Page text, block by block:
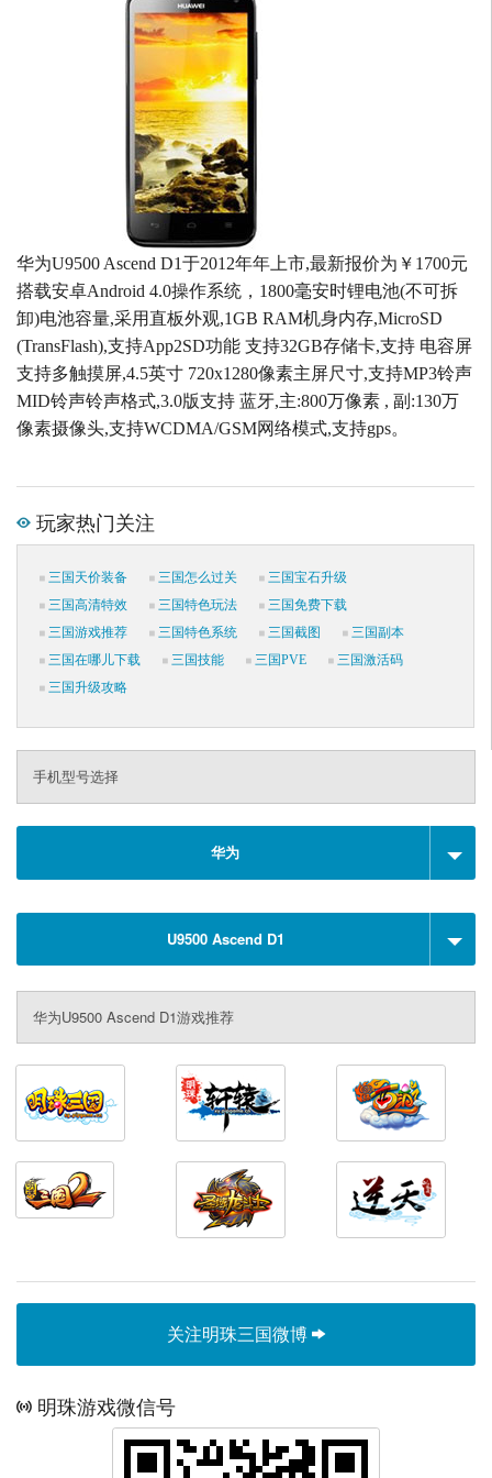
华为U9500 Ascend D1于2012年年上市,最新报价为￥1700元
搭载安卓Android 4.0操作系统，1800毫安时锂电池(不可拆
卸)电池容量,采用直板外观,1GB RAM机身内存,MicroSD
(TransFlash),支持App2SD功能 支持32GB存储卡,支持 电容屏
支持多触摸屏,4.5英寸 720x1280像素主屏尺寸,支持MP3铃声
MID铃声铃声格式,3.0版支持 蓝牙,主:800万像素 , 副:130万
像素摄像头,支持WCDMA/GSM网络模式,支持gps。
玩家热门关注
三国天价装备 三国怎么过关
三国宝石升级
三国高清特效
三国特色玩法
三国免费下载
三国游戏推荐
三国特色系统 三国截图
三国副本
三国在哪儿下载
三国技能 三国PVE
三国激活码
三国升级攻略
手机型号选择
华为
U9500 Ascend D1
华为U9500 Ascend D1游戏推荐
关注明珠三国微博
明珠游戏微信号